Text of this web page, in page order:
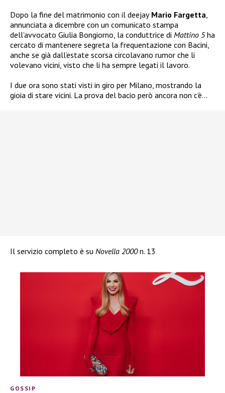
Dopo la fine del matrimonio con il deejayMario Fargetta
annunciata a dicembre con un comunicato stampa
dell’avvocato Giulia Bongiorno, la conduttrice di Mattino 5ha
cercato di mantenere segreta la frequentazione con Bacini,
anche se già dall’estate scorsa circolavano rumor che li
volevano vicini, visto che li ha sempre legati il lavoro.
I due ora sono stati visti in giro per Milano, mostrando la
gioia di stare vicini. La prova del bacio però ancora non c’è…
Il servizio completo è su Novella 2000n. 13
GOSSIP